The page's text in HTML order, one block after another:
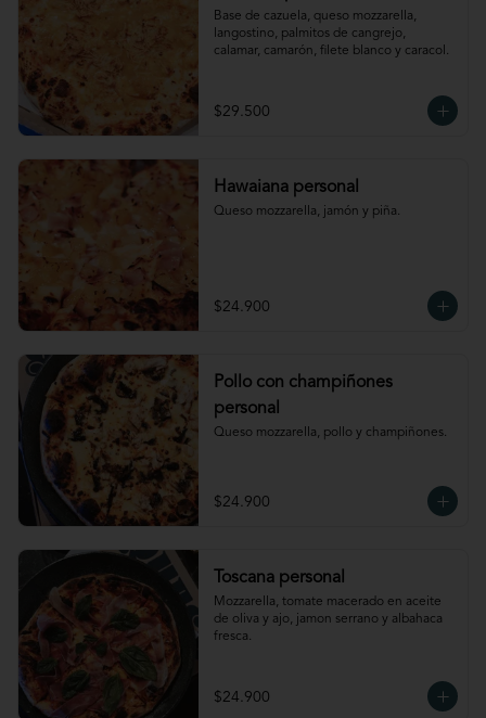
Base de cazuela, queso mozzarella,
langostino, palmitos de cangrejo,
calamar, camarón, filete blanco y caracol.
$29.500
Hawaiana personal
Queso mozzarella, jamón y piña.
$24.900
Pollo con champiñones
personal
Queso mozzarella, pollo y champiñones.
$24.900
Toscana personal
Mozzarella, tomate macerado en aceite
de oliva y ajo, jamon serrano y albahaca
fresca.
$24.900